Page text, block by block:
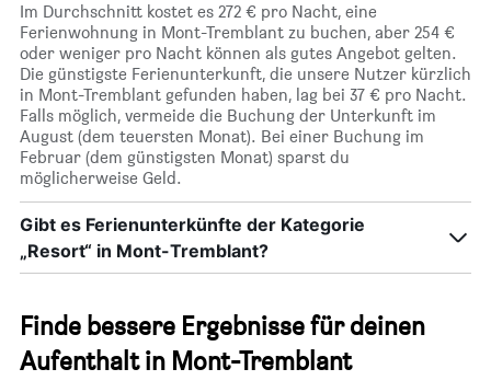
Im Durchschnitt kostet es 272 € pro Nacht, eine
Ferienwohnung in Mont-Tremblant zu buchen, aber 254 €
oder weniger pro Nacht können als gutes Angebot gelten.
Die günstigste Ferienunterkunft, die unsere Nutzer kürzlich
in Mont-Tremblant gefunden haben, lag bei 37 € pro Nacht.
Falls möglich, vermeide die Buchung der Unterkunft im
August (dem teuersten Monat). Bei einer Buchung im
Februar (dem günstigsten Monat) sparst du
möglicherweise Geld.
Gibt es Ferienunterkünfte der Kategorie
„Resort“ in Mont-Tremblant?
Finde bessere Ergebnisse für deinen
Aufenthalt in Mont-Tremblant